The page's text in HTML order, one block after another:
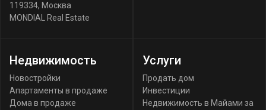
119334, Москва
MONDIAL Real Estate
Недвижимость
Новостройки
Апартаменты в продаже
Дома в продаже
Услуги
Продать дом
Инвестиции
Недвижимость в Майами за